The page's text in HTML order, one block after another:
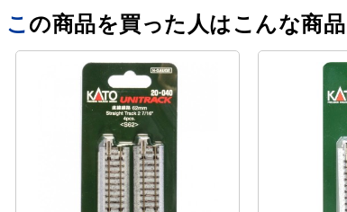
この商品を買った人はこんな商